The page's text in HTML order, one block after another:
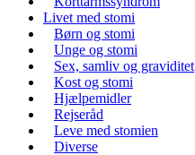
Livet med stomi
Børn og stomi
Unge og stomi
Sex, samliv og graviditet
Kost og stomi
Hjælpemidler
Rejseråd
Leve med stomien
Diverse